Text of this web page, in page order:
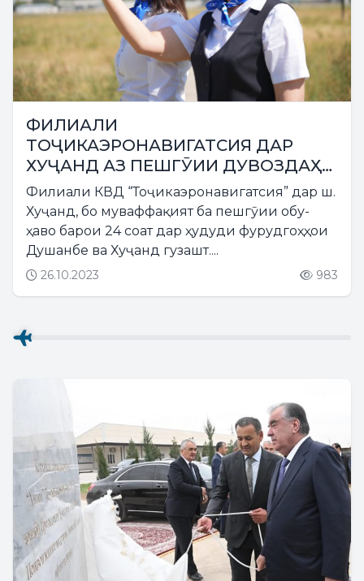
ФИЛИАЛИ
ТОҶИКАЭРОНАВИГАТСИЯ ДАР
ХУҶАНД АЗ ПЕШГӮИИ ДУВОЗДАҲ
СОАТ БА ЯК ШАБОНАРӮЗИИ ОБУ-
ҲАВО ГУЗАШТ
Филиали КВД “Тоҷикаэронавигатсия” дар ш.
Хуҷанд, бо муваффақият ба пешгӯии обу-
ҳаво барои 24 соат дар ҳудуди фурудгоҳҳои
Душанбе ва Хуҷанд гузашт....
26.10.2023 983